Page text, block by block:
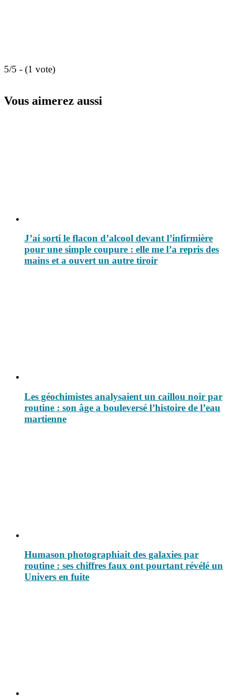
5/5 - (1 vote)
Vous aimerez aussi
J’ai sorti le flacon d’alcool devant l’infirmière
pour une simple coupure : elle me l’a repris des
mains et a ouvert un autre tiroir
Les géochimistes analysaient un caillou noir par
routine : son âge a bouleversé l’histoire de l’eau
martienne
Humason photographiait des galaxies par
routine : ses chiffres faux ont pourtant révélé un
Univers en fuite